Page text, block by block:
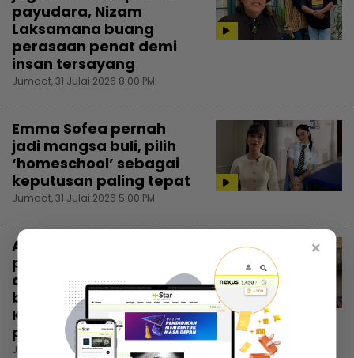
payudara, Nizam
Laksamana buang
perasaan penat demi
insan tersayang
Jumaat, 31 Julai 2026 8:00 PM
Emma Sofea pernah
jadi mangsa buli, pilih
‘homeschool’ sebagai
keputusan paling tepat
Jumaat, 31 Julai 2026 5:00 PM
3:00
Ammar Ahyan kongsi
perancangan selepas
asasi, mahu sambung
belajar di luar negara...
Kalau boleh sampai
peringkat ‘master’
Jumaat, 31 Julai 2026 3:22 PM
×